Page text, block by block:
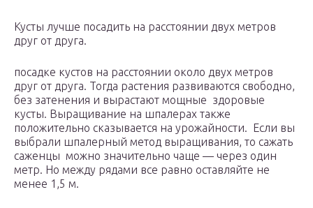
Кусты лучше посадить на расстоянии двух метров
друг от друга.
посадке кустов на расстоянии около двух метров
друг от друга. Тогда растения развиваются свободно,
без затенения и вырастают мощные здоровые
кусты. Выращивание на шпалерах также
положительно сказывается на урожайности. Если вы
выбрали шпалерный метод выращивания, то сажать
саженцы можно значительно чаще — через один
метр. Но между рядами все равно оставляйте не
менее 1,5 м.